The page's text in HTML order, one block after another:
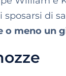
sposarsi di
o meno un